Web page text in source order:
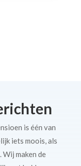
is één van
iets moois, als
maken de